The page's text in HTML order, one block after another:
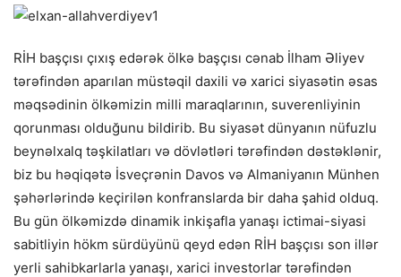
RİH başçısı çıxış edərək ölkə başçısı cənab İlham Əliyev
tərəfindən aparılan müstəqil daxili və xarici siyasətin əsas
məqsədinin ölkəmizin milli maraqlarının, suverenliyinin
qorunması olduğunu bildirib. Bu siyasət dünyanın nüfuzlu
beynəlxalq təşkilatları və dövlətləri tərəfindən dəstəklənir,
biz bu həqiqətə İsveçrənin Davos və Almaniyanın Münhen
şəhərlərində keçirilən konfranslarda bir daha şahid olduq.
Bu gün ölkəmizdə dinamik inkişafla yanaşı ictimai-siyasi
sabitliyin hökm sürdüyünü qeyd edən RİH başçısı son illər
yerli sahibkarlarla yanaşı, xarici investorlar tərəfindən